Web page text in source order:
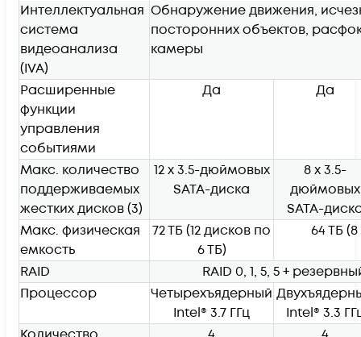
Интеллектуальная
система
видеоанализа
(IVA)
Обнаружение движения,
посторонних объектов,
камеры
Расширенные
функции
управления
событиями
Да Да
Макс. количество
поддерживаемых
жестких дисков(3)
12 x 3.5-дюймовых
SATA-диска
8 x 3.5-
дюймовых
SATA-
Макс. физическая
емкость
72 ТБ (12 дисков по
6 ТБ)
64 ТБ
RAID
RAID 0, 1, 5, 5 +
Процессор
Четырехъядерный
Intel® 3.7 ГГц
Intel® 3.3